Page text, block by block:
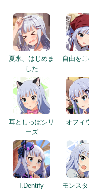
夏氷、はじめま
した
自由を
耳としっぽシリ
ーズ
オフィ
I.Dentify
モンス